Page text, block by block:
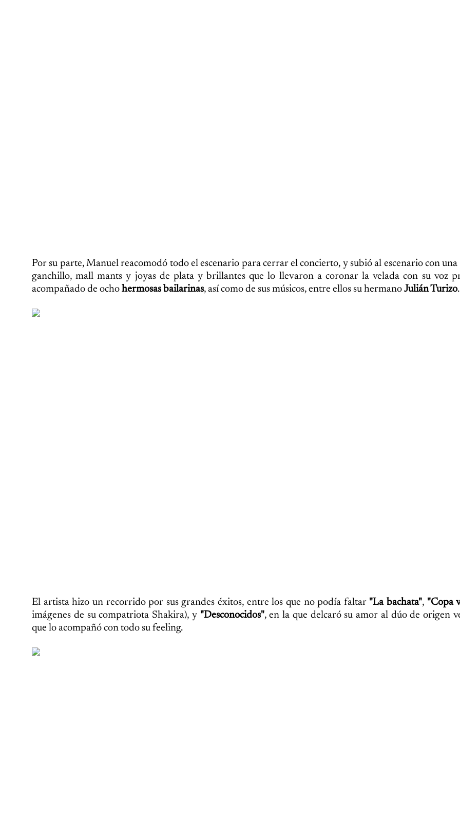
Por su parte, Manuel reacomodó todo el escenario para cerrar el concierto, y subió al escenario con una
ganchillo, mall mants y joyas de plata y brillantes que lo llevaron a coronar la velada con su voz
acompañado de ocho hermosas bailarinas, así como de sus músicos, entre ellos su hermano Julián Turizo.
El artista hizo un recorrido por sus grandes éxitos, entre los que no podía faltar "La bachata", "Copa
imágenes de su compatriota Shakira), y "Desconocidos", en la que delcaró su amor al dúo de origen
que lo acompañó con todo su feeling.